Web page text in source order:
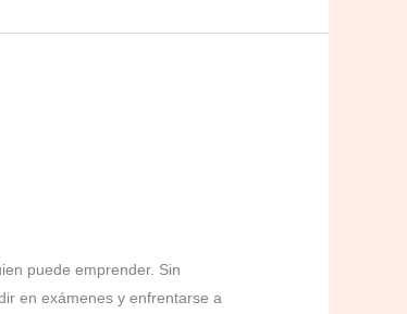
puede emprender. Sin
en exámenes y enfrentarse a